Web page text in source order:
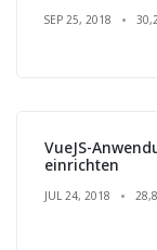
SEP 25, 2018
VueJS-
einrichten
JUL 24, 2018